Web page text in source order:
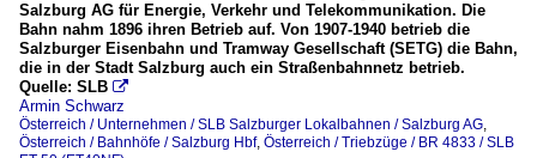
Salzburg AG für Energie, Verkehr und Telekommunikation. Die
Bahn nahm 1896 ihren Betrieb auf. Von 1907-1940 betrieb die
Salzburger Eisenbahn und Tramway Gesellschaft (SETG) die Bahn,
die in der Stadt Salzburg auch ein Straßenbahnnetz betrieb.
Quelle: SLB 
Armin Schwarz
Österreich / Unternehmen / SLB Salzburger Lokalbahnen / Salzburg AG,
Österreich / Bahnhöfe / Salzburg Hbf, Österreich / Triebzüge / BR 4833 / SLB